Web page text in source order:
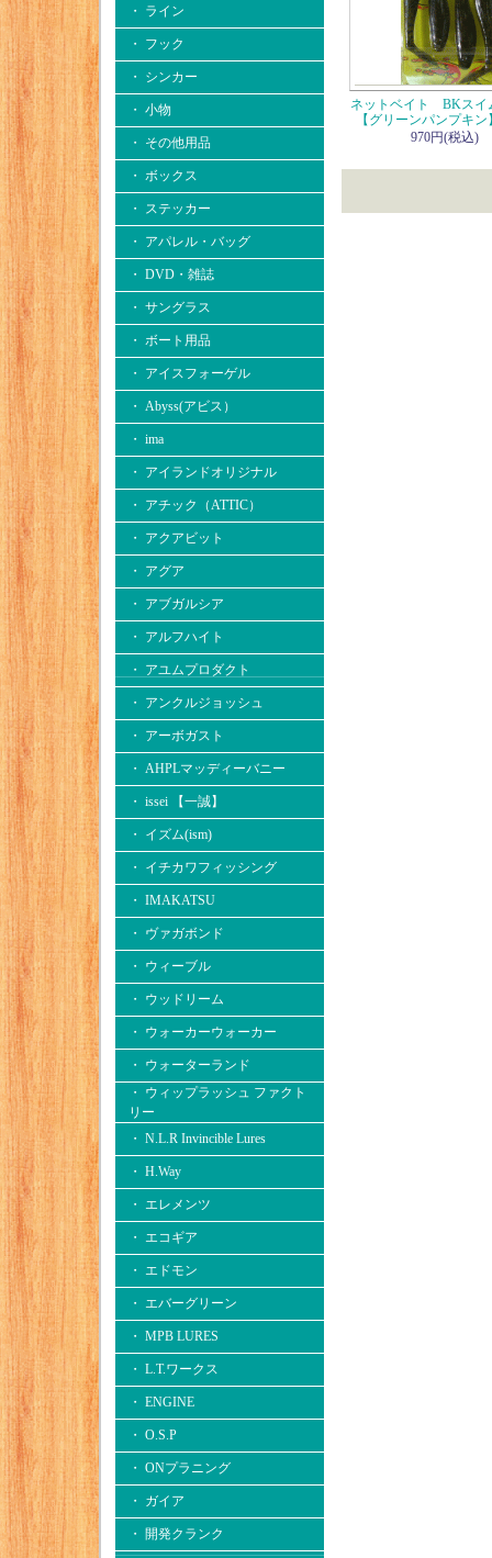
・ ライン
・ フック
・ シンカー
・ 小物
・ その他用品
・ ボックス
・ ステッカー
・ アパレル・バッグ
・ DVD・雑誌
・ サングラス
・ ボート用品
・ アイスフォーゲル
・ Abyss(アビス）
・ ima
・ アイランドオリジナル
・ アチック（ATTIC）
・ アクアビット
・ アグア
・ アブガルシア
・ アルフハイト
・ アユムプロダクト
・ アンクルジョッシュ
・ アーボガスト
・ AHPLマッディーバニー
・ issei 【一誠】
・ イズム(ism)
・ イチカワフィッシング
・ IMAKATSU
・ ヴァガボンド
・ ウィーブル
・ ウッドリーム
・ ウォーカーウォーカー
・ ウォーターランド
・ ウィップラッシュ ファクト
リー
・ N.L.R Invincible Lures
・ H.Way
・ エレメンツ
・ エコギア
・ エドモン
・ エバーグリーン
・ MPB LURES
・ L.T.ワークス
・ ENGINE
・ O.S.P
・ ONプラニング
・ ガイア
・ 開発クランク
ネットベイト BKスイ
【グリーンパンプキン
970円(税込)